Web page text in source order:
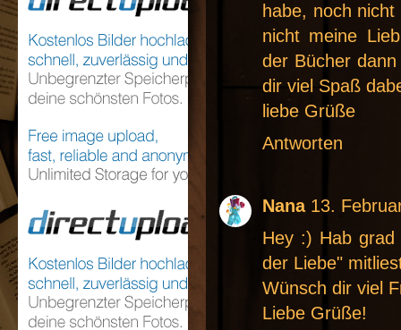
habe, noch
nicht meine
der Bücher
dir viel Spaß
liebe Grüße
Antworten
Nana 13.
Hey :) Hab grad
der Liebe"
Wünsch dir viel
Liebe Grüße!